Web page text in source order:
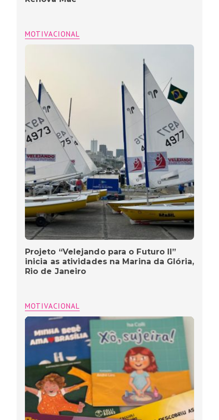
MOTIVACIONAL
Projeto “Velejando para o Futuro II”
inicia as atividades na Marina da Glória,
Rio de Janeiro
MOTIVACIONAL